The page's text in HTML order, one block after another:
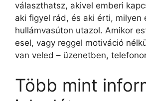
választhatsz, akivel emberi
aki figyel rád, és aki érti, milyen
hullámvasúton utazol. Amikor
esel, vagy reggel motiváció
van veled – üzenetben,
Több mint